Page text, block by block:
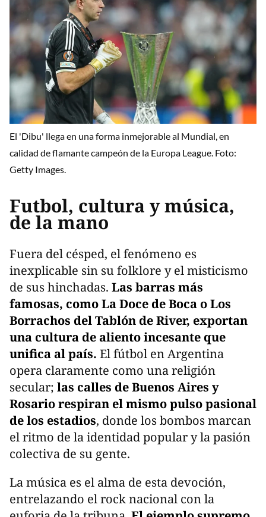
El 'Dibu' llega en una forma inmejorable al Mundial, en
calidad de flamante campeón de la Europa League. Foto:
Getty Images.
Futbol, cultura y música,
de la mano
Fuera del césped, el fenómeno es
inexplicable sin su folklore y el misticismo
de sus hinchadas. Las barras más
famosas, como La Doce de Boca o Los
Borrachos del Tablón de River, exportan
una cultura de aliento incesante que
unifica al país. El fútbol en Argentina
opera claramente como una religión
secular; las calles de Buenos Aires y
Rosario respiran el mismo pulso pasional
de los estadios, donde los bombos marcan
el ritmo de la identidad popular y la pasión
colectiva de su gente.
La música es el alma de esta devoción,
entrelazando el rock nacional con la